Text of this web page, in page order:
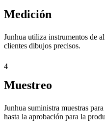
Medición
Junhua utiliza instrumentos de
clientes dibujos precisos.
4
Muestreo
Junhua suministra muestras
hasta la aprobación para la